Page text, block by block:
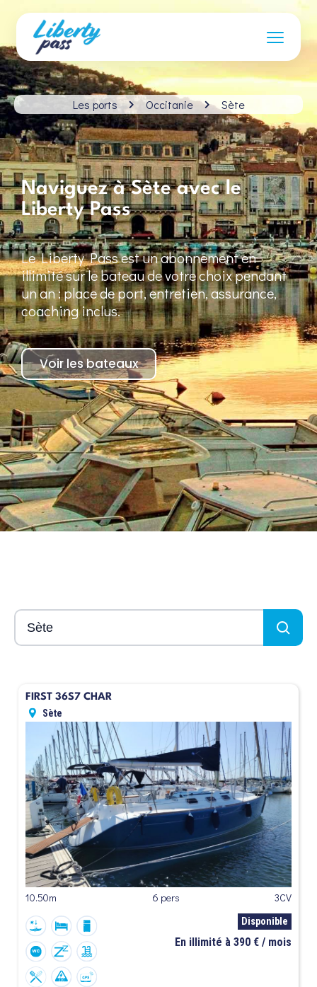
Les ports Occitanie Sète
Naviguez à Sète avec le
Liberty Pass
Le Liberty Pass est un abonnement en
illimité sur le bateau de votre choix pendant
un an : place de port, entretien, assurance,
coaching inclus.
Voir les bateaux
FIRST 36S7 CHAR
Sète
10.50m 6 pers 3CV
Disponible
En illimité à 390 € / mois